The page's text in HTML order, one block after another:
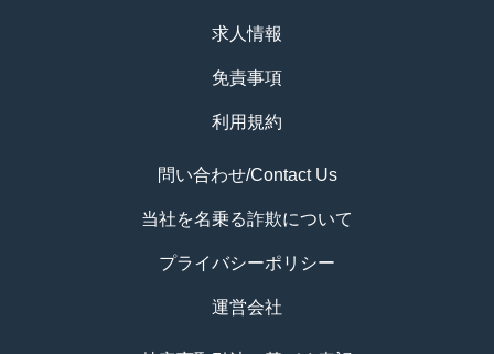
求人情報
免責事項
利用規約
問い合わせ/Contact Us
当社を名乗る詐欺について
プライバシーポリシー
運営会社